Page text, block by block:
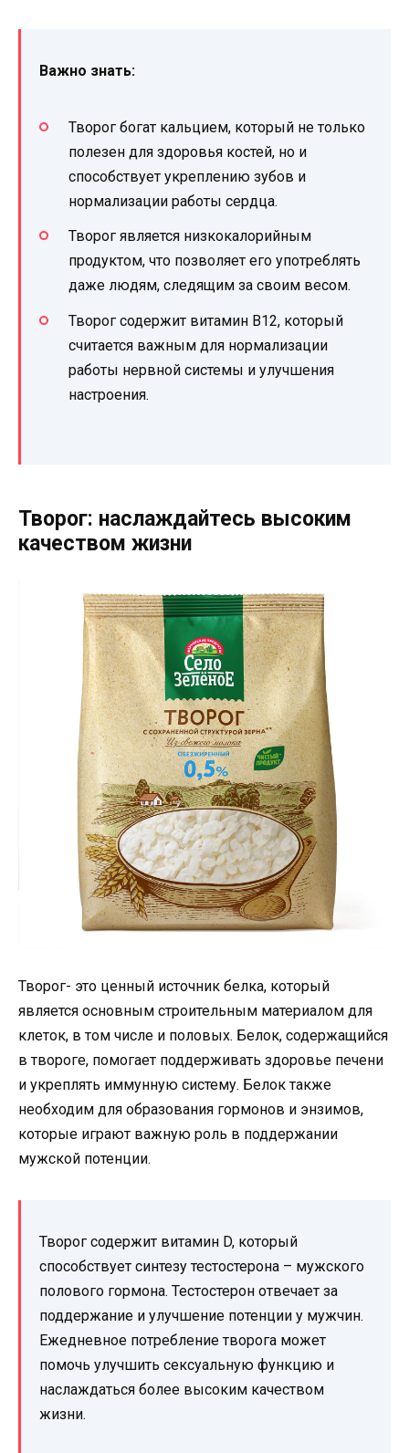
Важно знать:
Творог богат кальцием, который не только
полезен для здоровья костей, но и
способствует укреплению зубов и
нормализации работы сердца.
Творог является низкокалорийным
продуктом, что позволяет его употреблять
даже людям, следящим за своим весом.
Творог содержит витамин B12, который
считается важным для нормализации
работы нервной системы и улучшения
настроения.
Творог: наслаждайтесь высоким
качеством жизни
Творог- это ценный источник белка, который
является основным строительным материалом для
клеток, в том числе и половых. Белок, содержащийся
в твороге, помогает поддерживать здоровье печени
и укреплять иммунную систему. Белок также
необходим для образования гормонов и энзимов,
которые играют важную роль в поддержании
мужской потенции.
Творог содержит витамин D, который
способствует синтезу тестостерона – мужского
полового гормона. Тестостерон отвечает за
поддержание и улучшение потенции у мужчин.
Ежедневное потребление творога может
помочь улучшить сексуальную функцию и
наслаждаться более высоким качеством
жизни.